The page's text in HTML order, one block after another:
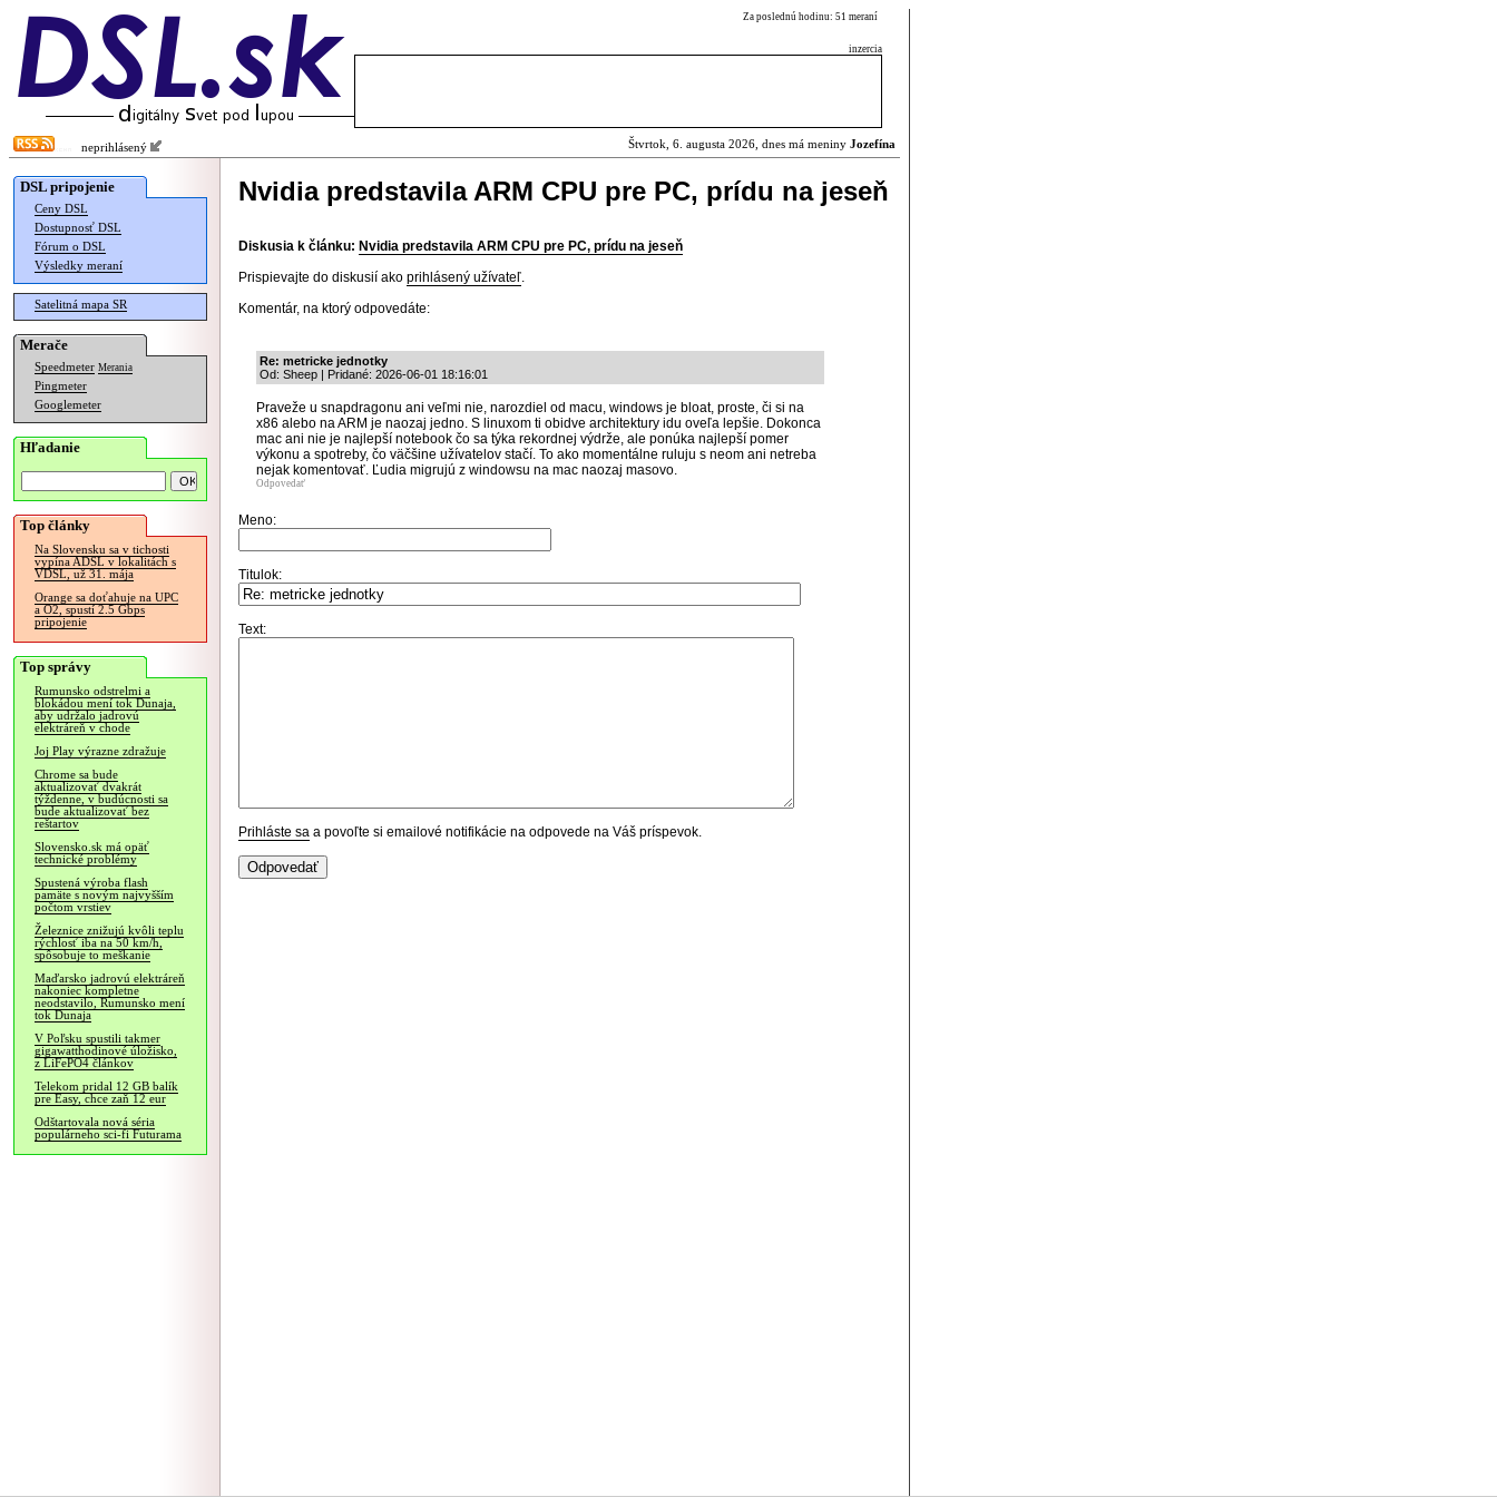
Za poslednú hodinu: 51 meraní
inzercia
neprihlásený Štvrtok, 6. augusta 2026, dnes má meniny Jozefína
DSL pripojenie
Ceny DSL
Dostupnosť DSL
Fórum o DSL
Výsledky meraní
Satelitná mapa SR
Merače
Speedmeter Merania
Pingmeter
Googlemeter
Hľadanie
Top články
Na Slovensku sa v tichosti
vypína ADSL v lokalitách s
VDSL, už 31. mája
Orange sa doťahuje na UPC
a O2, spustí 2.5 Gbps
pripojenie
Top správy
Rumunsko odstrelmi a
blokádou mení tok Dunaja,
aby udržalo jadrovú
elektráreň v chode
Joj Play výrazne zdražuje
Chrome sa bude
aktualizovať dvakrát
týždenne, v budúcnosti sa
bude aktualizovať bez
reštartov
Slovensko.sk má opäť
technické problémy
Spustená výroba flash
pamäte s novým najvyšším
počtom vrstiev
Železnice znižujú kvôli teplu
rýchlosť iba na 50 km/h,
spôsobuje to meškanie
Maďarsko jadrovú elektráreň
nakoniec kompletne
neodstavilo, Rumunsko mení
tok Dunaja
V Poľsku spustili takmer
gigawatthodinové úložisko,
z LiFePO4 článkov
Telekom pridal 12 GB balík
pre Easy, chce zaň 12 eur
Odštartovala nová séria
populárneho sci-fi Futurama
Nvidia predstavila ARM CPU pre PC, prídu na jeseň
Diskusia k článku: Nvidia predstavila ARM CPU pre PC, prídu na jeseň
Prispievajte do diskusií ako prihlásený užívateľ.
Komentár, na ktorý odpovedáte:
Re: metricke jednotky
Od: Sheep | Pridané: 2026-06-01 18:16:01
Praveže u snapdragonu ani veľmi nie, narozdiel od macu, windows je bloat, proste, či si na
x86 alebo na ARM je naozaj jedno. S linuxom ti obidve architektury idu oveľa lepšie. Dokonca
mac ani nie je najlepší notebook čo sa týka rekordnej výdrže, ale ponúka najlepší pomer
výkonu a spotreby, čo väčšine užívatelov stačí. To ako momentálne ruluju s neom ani netreba
nejak komentovať. Ľudia migrujú z windowsu na mac naozaj masovo.
Odpovedať
Meno:
Titulok:
Text:
Prihláste sa a povoľte si emailové notifikácie na odpovede na Váš príspevok.